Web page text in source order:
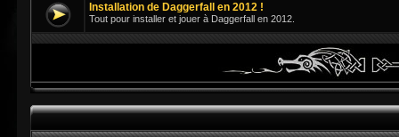
Installation de Daggerfall en 2012 !
Tout pour installer et jouer à Daggerfall en 2012.